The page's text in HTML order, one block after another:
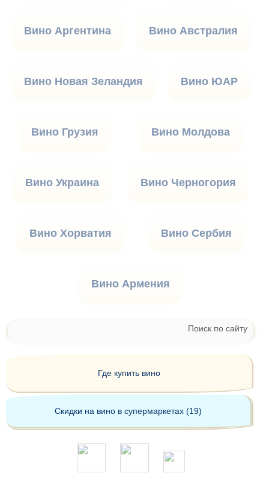
Вино Аргентина Вино Австралия
Вино Новая Зеландия Вино ЮАР
Вино Грузия Вино Молдова
Вино Украина Вино Черногория
Вино Хорватия Вино Сербия
Вино Армения
Поиск по сайту
Где купить вино
Скидки на вино в супермаркетах (19)